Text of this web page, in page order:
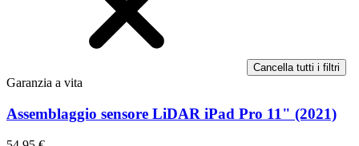
Cancella tutti i filtri
Garanzia a vita
Assemblaggio sensore LiDAR iPad Pro 11" (2021)